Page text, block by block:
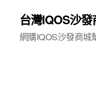
台灣IQOS沙
網購IQOS沙發商城